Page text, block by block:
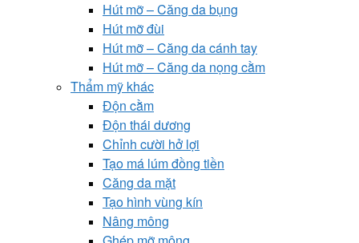
Hút mỡ – Căng da bụng
Hút mỡ đùi
Hút mỡ – Căng da cánh tay
Hút mỡ – Căng da nọng cằm
Thẩm mỹ khác
Độn cằm
Độn thái dương
Chỉnh cười hở lợi
Tạo má lúm đồng tiền
Căng da mặt
Tạo hình vùng kín
Nâng mông